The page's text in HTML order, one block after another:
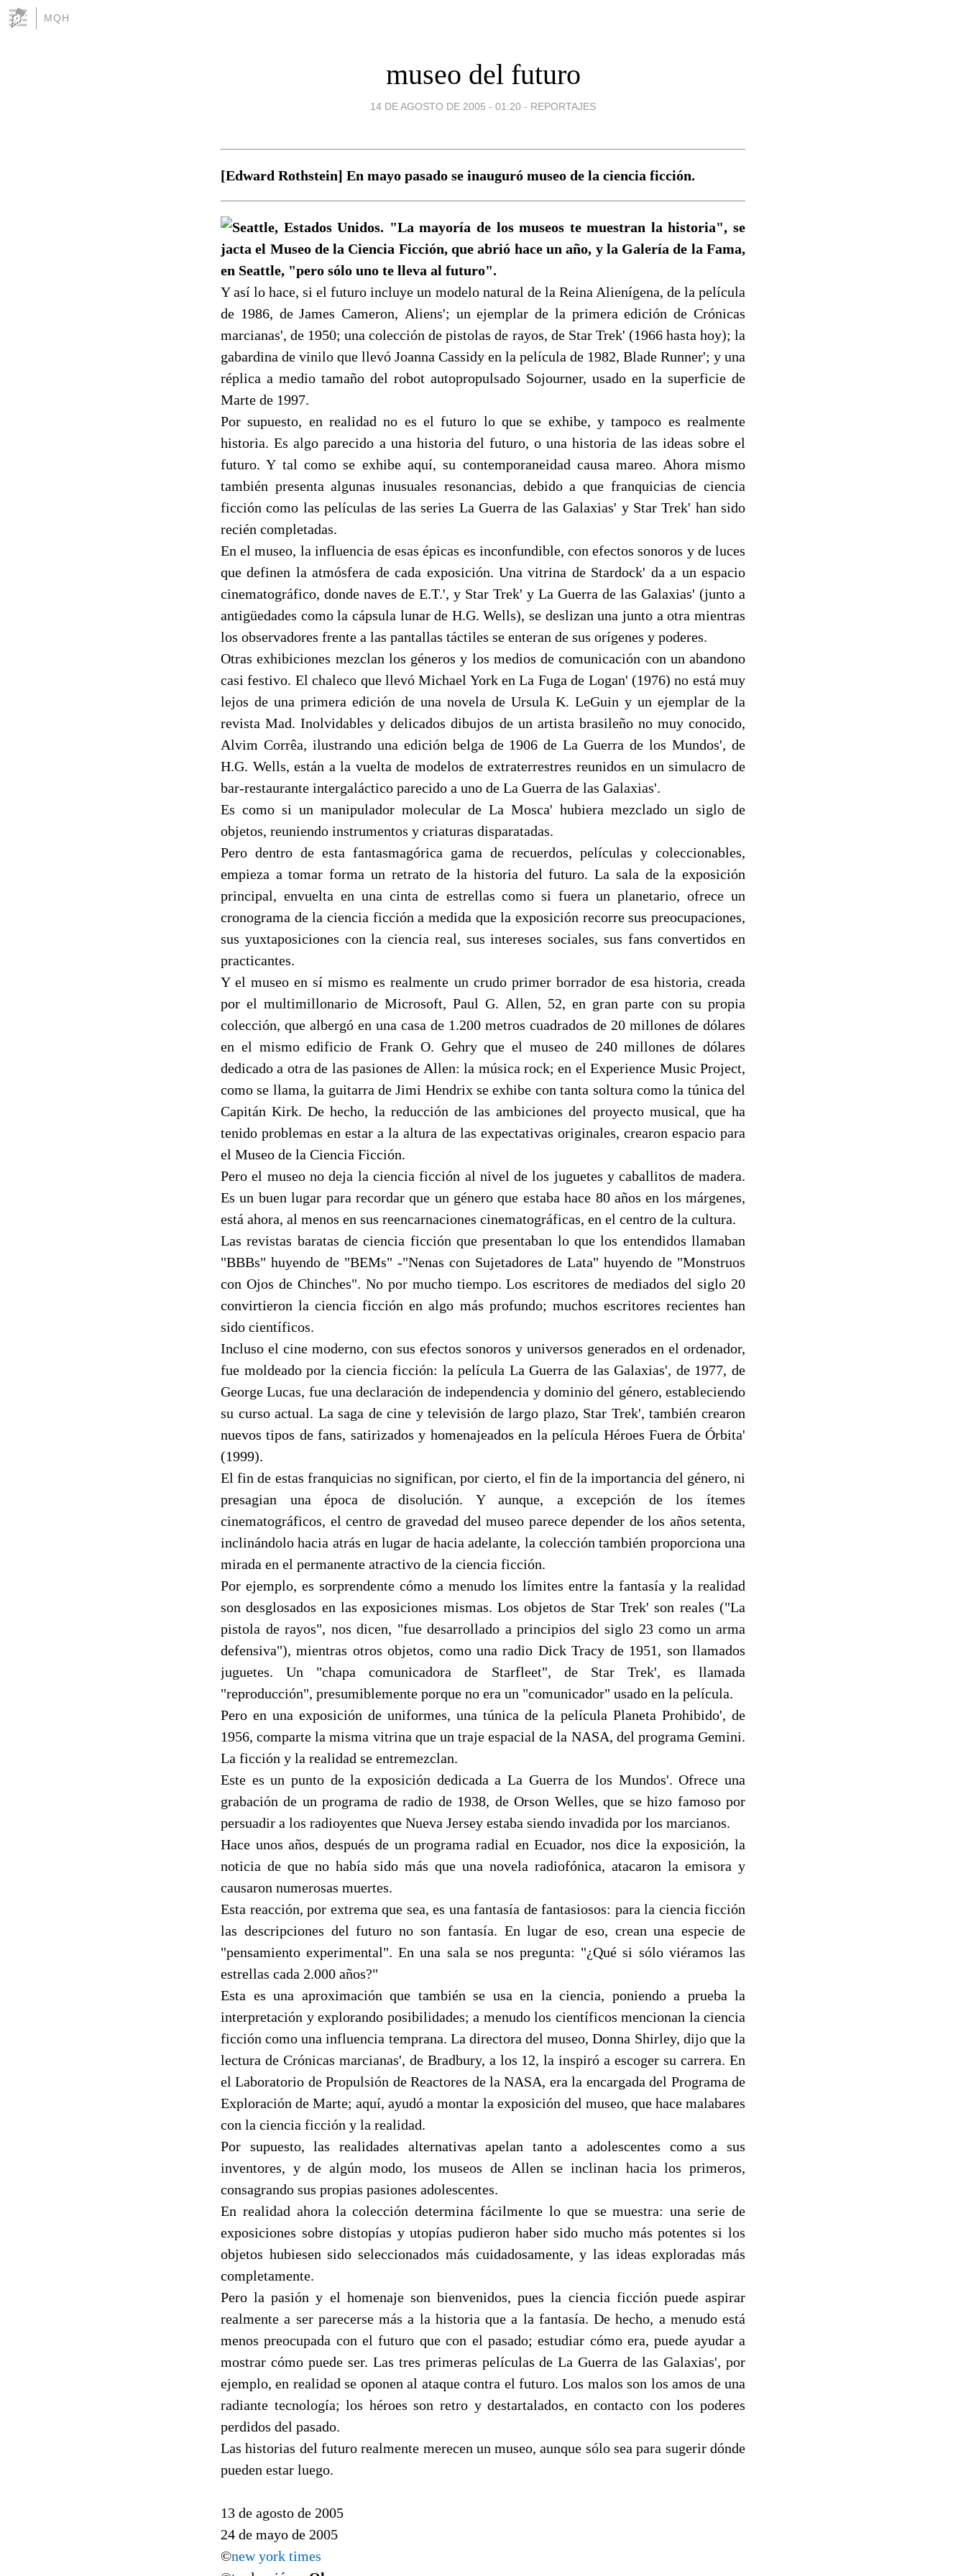
MQH
museo del futuro
14 DE AGOSTO DE 2005 - 01:20 - REPORTAJES
[Edward Rothstein] En mayo pasado se inauguró museo de la ciencia ficción.
Seattle, Estados Unidos. "La mayoría de los museos te muestran la historia", se
jacta el Museo de la Ciencia Ficción, que abrió hace un año, y la Galería de la Fama,
en Seattle, "pero sólo uno te lleva al futuro".
Y así lo hace, si el futuro incluye un modelo natural de la Reina Alienígena, de la película
de 1986, de James Cameron, Aliens'; un ejemplar de la primera edición de Crónicas
marcianas', de 1950; una colección de pistolas de rayos, de Star Trek' (1966 hasta hoy); la
gabardina de vinilo que llevó Joanna Cassidy en la película de 1982, Blade Runner'; y una
réplica a medio tamaño del robot autopropulsado Sojourner, usado en la superficie de
Marte de 1997.
Por supuesto, en realidad no es el futuro lo que se exhibe, y tampoco es realmente
historia. Es algo parecido a una historia del futuro, o una historia de las ideas sobre el
futuro. Y tal como se exhibe aquí, su contemporaneidad causa mareo. Ahora mismo
también presenta algunas inusuales resonancias, debido a que franquicias de ciencia
ficción como las películas de las series La Guerra de las Galaxias' y Star Trek' han sido
recién completadas.
En el museo, la influencia de esas épicas es inconfundible, con efectos sonoros y de luces
que definen la atmósfera de cada exposición. Una vitrina de Stardock' da a un espacio
cinematográfico, donde naves de E.T.', y Star Trek' y La Guerra de las Galaxias' (junto a
antigüedades como la cápsula lunar de H.G. Wells), se deslizan una junto a otra mientras
los observadores frente a las pantallas táctiles se enteran de sus orígenes y poderes.
Otras exhibiciones mezclan los géneros y los medios de comunicación con un abandono
casi festivo. El chaleco que llevó Michael York en La Fuga de Logan' (1976) no está muy
lejos de una primera edición de una novela de Ursula K. LeGuin y un ejemplar de la
revista Mad. Inolvidables y delicados dibujos de un artista brasileño no muy conocido,
Alvim Corrêa, ilustrando una edición belga de 1906 de La Guerra de los Mundos', de
H.G. Wells, están a la vuelta de modelos de extraterrestres reunidos en un simulacro de
bar-restaurante intergaláctico parecido a uno de La Guerra de las Galaxias'.
Es como si un manipulador molecular de La Mosca' hubiera mezclado un siglo de
objetos, reuniendo instrumentos y criaturas disparatadas.
Pero dentro de esta fantasmagórica gama de recuerdos, películas y coleccionables,
empieza a tomar forma un retrato de la historia del futuro. La sala de la exposición
principal, envuelta en una cinta de estrellas como si fuera un planetario, ofrece un
cronograma de la ciencia ficción a medida que la exposición recorre sus preocupaciones,
sus yuxtaposiciones con la ciencia real, sus intereses sociales, sus fans convertidos en
practicantes.
Y el museo en sí mismo es realmente un crudo primer borrador de esa historia, creada
por el multimillonario de Microsoft, Paul G. Allen, 52, en gran parte con su propia
colección, que albergó en una casa de 1.200 metros cuadrados de 20 millones de dólares
en el mismo edificio de Frank O. Gehry que el museo de 240 millones de dólares
dedicado a otra de las pasiones de Allen: la música rock; en el Experience Music Project,
como se llama, la guitarra de Jimi Hendrix se exhibe con tanta soltura como la túnica del
Capitán Kirk. De hecho, la reducción de las ambiciones del proyecto musical, que ha
tenido problemas en estar a la altura de las expectativas originales, crearon espacio para
el Museo de la Ciencia Ficción.
Pero el museo no deja la ciencia ficción al nivel de los juguetes y caballitos de madera.
Es un buen lugar para recordar que un género que estaba hace 80 años en los márgenes,
está ahora, al menos en sus reencarnaciones cinematográficas, en el centro de la cultura.
Las revistas baratas de ciencia ficción que presentaban lo que los entendidos llamaban
"BBBs" huyendo de "BEMs" -"Nenas con Sujetadores de Lata" huyendo de "Monstruos
con Ojos de Chinches". No por mucho tiempo. Los escritores de mediados del siglo 20
convirtieron la ciencia ficción en algo más profundo; muchos escritores recientes han
sido científicos.
Incluso el cine moderno, con sus efectos sonoros y universos generados en el ordenador,
fue moldeado por la ciencia ficción: la película La Guerra de las Galaxias', de 1977, de
George Lucas, fue una declaración de independencia y dominio del género, estableciendo
su curso actual. La saga de cine y televisión de largo plazo, Star Trek', también crearon
nuevos tipos de fans, satirizados y homenajeados en la película Héroes Fuera de Órbita'
(1999).
El fin de estas franquicias no significan, por cierto, el fin de la importancia del género, ni
presagian una época de disolución. Y aunque, a excepción de los ítemes
cinematográficos, el centro de gravedad del museo parece depender de los años setenta,
inclinándolo hacia atrás en lugar de hacia adelante, la colección también proporciona una
mirada en el permanente atractivo de la ciencia ficción.
Por ejemplo, es sorprendente cómo a menudo los límites entre la fantasía y la realidad
son desglosados en las exposiciones mismas. Los objetos de Star Trek' son reales ("La
pistola de rayos", nos dicen, "fue desarrollado a principios del siglo 23 como un arma
defensiva"), mientras otros objetos, como una radio Dick Tracy de 1951, son llamados
juguetes. Un "chapa comunicadora de Starfleet", de Star Trek', es llamada
"reproducción", presumiblemente porque no era un "comunicador" usado en la película.
Pero en una exposición de uniformes, una túnica de la película Planeta Prohibido', de
1956, comparte la misma vitrina que un traje espacial de la NASA, del programa Gemini.
La ficción y la realidad se entremezclan.
Este es un punto de la exposición dedicada a La Guerra de los Mundos'. Ofrece una
grabación de un programa de radio de 1938, de Orson Welles, que se hizo famoso por
persuadir a los radioyentes que Nueva Jersey estaba siendo invadida por los marcianos.
Hace unos años, después de un programa radial en Ecuador, nos dice la exposición, la
noticia de que no había sido más que una novela radiofónica, atacaron la emisora y
causaron numerosas muertes.
Esta reacción, por extrema que sea, es una fantasía de fantasiosos: para la ciencia ficción
las descripciones del futuro no son fantasía. En lugar de eso, crean una especie de
"pensamiento experimental". En una sala se nos pregunta: "¿Qué si sólo viéramos las
estrellas cada 2.000 años?"
Esta es una aproximación que también se usa en la ciencia, poniendo a prueba la
interpretación y explorando posibilidades; a menudo los científicos mencionan la ciencia
ficción como una influencia temprana. La directora del museo, Donna Shirley, dijo que la
lectura de Crónicas marcianas', de Bradbury, a los 12, la inspiró a escoger su carrera. En
el Laboratorio de Propulsión de Reactores de la NASA, era la encargada del Programa de
Exploración de Marte; aquí, ayudó a montar la exposición del museo, que hace malabares
con la ciencia ficción y la realidad.
Por supuesto, las realidades alternativas apelan tanto a adolescentes como a sus
inventores, y de algún modo, los museos de Allen se inclinan hacia los primeros,
consagrando sus propias pasiones adolescentes.
En realidad ahora la colección determina fácilmente lo que se muestra: una serie de
exposiciones sobre distopías y utopías pudieron haber sido mucho más potentes si los
objetos hubiesen sido seleccionados más cuidadosamente, y las ideas exploradas más
completamente.
Pero la pasión y el homenaje son bienvenidos, pues la ciencia ficción puede aspirar
realmente a ser parecerse más a la historia que a la fantasía. De hecho, a menudo está
menos preocupada con el futuro que con el pasado; estudiar cómo era, puede ayudar a
mostrar cómo puede ser. Las tres primeras películas de La Guerra de las Galaxias', por
ejemplo, en realidad se oponen al ataque contra el futuro. Los malos son los amos de una
radiante tecnología; los héroes son retro y destartalados, en contacto con los poderes
perdidos del pasado.
Las historias del futuro realmente merecen un museo, aunque sólo sea para sugerir dónde
pueden estar luego.
13 de agosto de 2005
24 de mayo de 2005
©new york times